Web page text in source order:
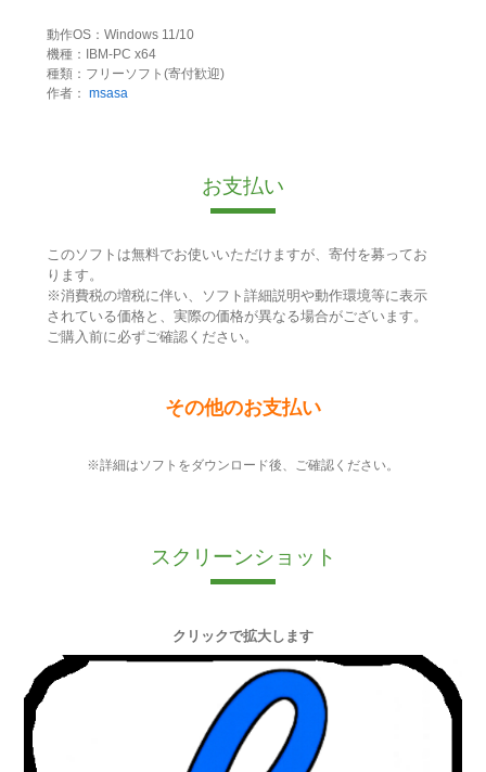
動作OS：Windows 11/10
機種：IBM-PC x64
種類：フリーソフト(寄付歓迎)
作者： msasa
お支払い
このソフトは無料でお使いいただけますが、寄付を募ってお
ります。
※消費税の増税に伴い、ソフト詳細説明や動作環境等に表示
されている価格と、実際の価格が異なる場合がございます。
ご購入前に必ずご確認ください。
その他のお支払い
※詳細はソフトをダウンロード後、ご確認ください。
スクリーンショット
クリックで拡大します